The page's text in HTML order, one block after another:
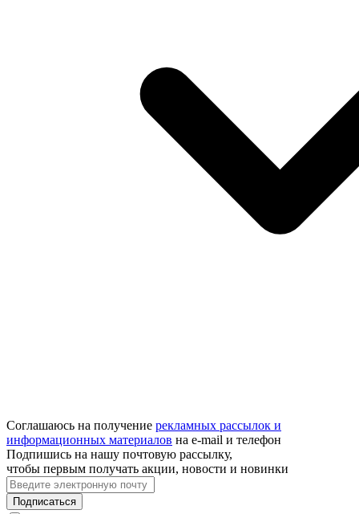
Соглашаюсь на получение рекламных рассылок и
информационных материалов на e‑mail и телефон
Подпишись на нашу почтовую рассылку,
чтобы первым получать акции, новости и новинки
Подписаться